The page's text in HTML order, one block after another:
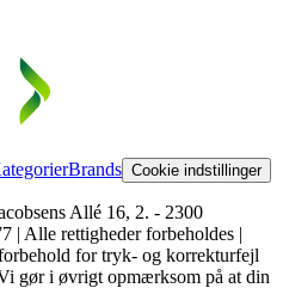
Brands Cookie indstillinger
Allé 16, 2. - 2300
| Alle rettigheder forbeholdes |
for tryk- og korrekturfejl
gør i øvrigt opmærksom på at din